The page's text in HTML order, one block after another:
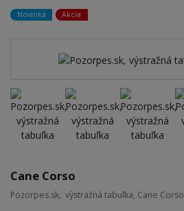
Novinka Akcia
Cane Corso
Pozorpes.sk, výstražná tabuľka, Cane Corso